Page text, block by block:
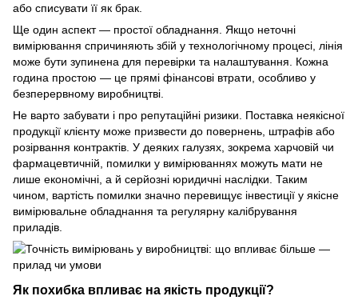
або списувати її як брак.
Ще один аспект — простої обладнання. Якщо неточні
вимірювання спричиняють збій у технологічному процесі, лінія
може бути зупинена для перевірки та налаштування. Кожна
година простою — це прямі фінансові втрати, особливо у
безперервному виробництві.
Не варто забувати і про репутаційні ризики. Поставка неякісної
продукції клієнту може призвести до повернень, штрафів або
розірвання контрактів. У деяких галузях, зокрема харчовій чи
фармацевтичній, помилки у вимірюваннях можуть мати не
лише економічні, а й серйозні юридичні наслідки. Таким
чином, вартість помилки значно перевищує інвестиції у якісне
вимірювальне обладнання та регулярну калібрування
приладів.
Як похибка впливає на якість продукції?